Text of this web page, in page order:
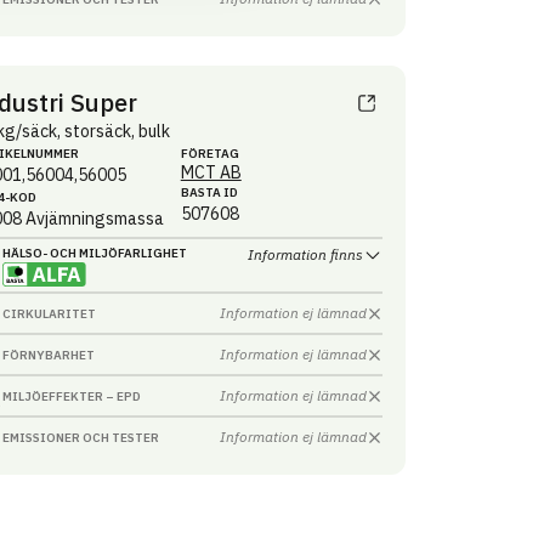
Super
säck, storsäck, bulk
KOD
Avjämningsmassa
FÖRETAG
MCT AB
BASTA ID
507608
HÄLSO- OCH MILJÖ­FARLIGHET Information finns
CIRKULARITET Information ej lämnad
FÖRNYBARHET Information ej lämnad
MILJÖEFFEKTER – EPD Information ej lämnad
EMISSIONER OCH TESTER Information ej lämnad